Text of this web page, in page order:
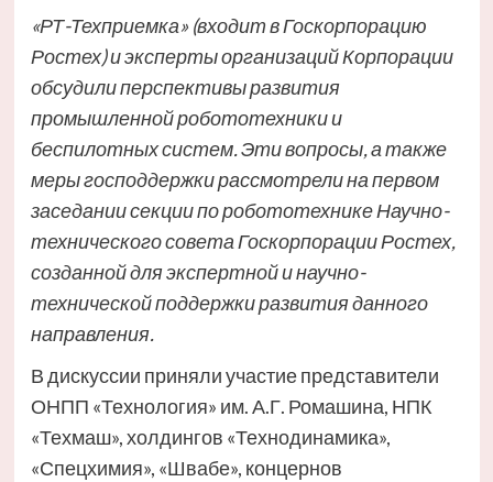
«РТ-Техприемка» (входит в Госкорпорацию
Ростех) и эксперты организаций Корпорации
обсудили перспективы развития
промышленной робототехники и
беспилотных систем. Эти вопросы, а также
меры господдержки рассмотрели на первом
заседании секции по робототехнике Научно-
технического совета Госкорпорации Ростех,
созданной для экспертной и научно-
технической поддержки развития данного
направления.
В дискуссии приняли участие представители
ОНПП «Технология» им. А.Г. Ромашина, НПК
«Техмаш», холдингов «Технодинамика»,
«Спецхимия», «Швабе», концернов